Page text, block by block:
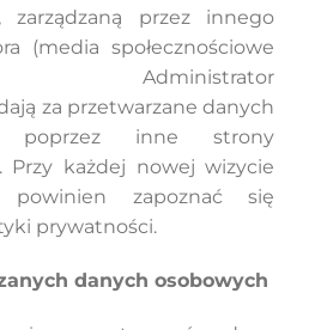
zarządzaną przez innego
(media społecznościowe
Administrator
za przetwarzane danych
poprzez inne strony
Przy każdej nowej wizycie
powinien zapoznać się
prywatności.
danych osobowych